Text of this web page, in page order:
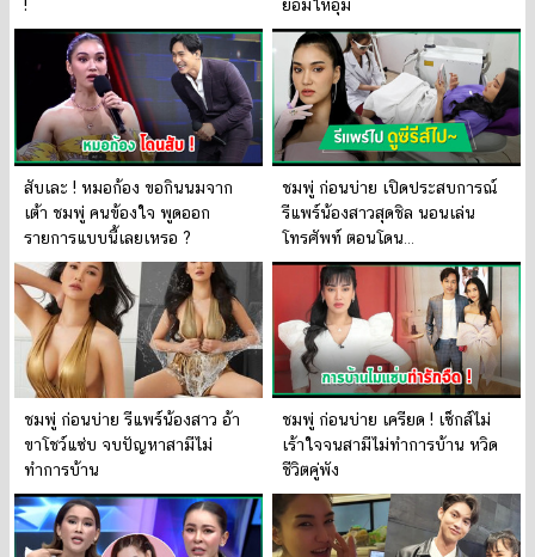
!
ยอมให้อุ้ม
สับเละ ! หมอก้อง ขอกินนมจาก
เต้า ชมพู่ คนข้องใจ พูดออก
รายการแบบนี้เลยเหรอ ?
ชมพู่ ก่อนบ่าย เปิดประสบการณ์
รีแพร์น้องสาวสุดชิล นอนเล่น
โทรศัพท์ ตอนโดน…
ชมพู่ ก่อนบ่าย รีแพร์น้องสาว อ้า
ขาโชว์แซ่บ จบปัญหาสามีไม่
ทำการบ้าน
ชมพู่ ก่อนบ่าย เครียด ! เซ็กส์ไม่
เร้าใจจนสามีไม่ทำการบ้าน หวิด
ชีวิตคู่พัง